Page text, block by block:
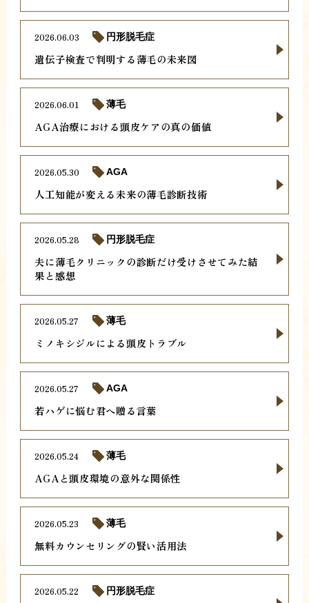
遺伝子検査で判明する薄毛の未来図
2026.06.03 円形脱毛症
AGA治療における頭皮ケアの真の価値
2026.06.01 薄毛
人工知能が変える未来の薄毛診断技術
2026.05.30 AGA
夫に薄毛クリニックの診断だけ受けさせてみた結
果と感想
2026.05.28 円形脱毛症
ミノキシジルによる頭皮トラブル
2026.05.27 薄毛
若ハゲに悩む君へ贈る言葉
2026.05.27 AGA
AGAと頭皮環境の意外な関係性
2026.05.24 薄毛
無料カウンセリングの賢い活用法
2026.05.23 薄毛
2026.05.22 円形脱毛症